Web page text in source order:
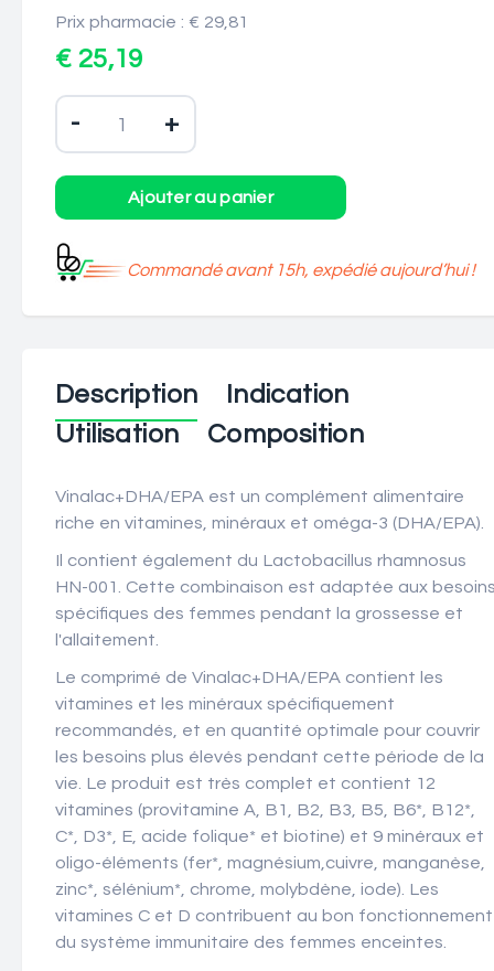
Prix pharmacie : € 29,81
€ 25,19
- +
Commandé avant 15h, expédié aujourd’hui !
Description
Indication
Utilisation
Composition
Vinalac+DHA/EPA est un complément alimentaire
riche en vitamines, minéraux et oméga-3 (DHA/EPA).
Il contient également du Lactobacillus rhamnosus
HN-001. Cette combinaison est adaptée aux
spécifiques des femmes pendant la grossesse et
l'allaitement.
Le comprimé de Vinalac+DHA/EPA contient les
vitamines et les minéraux spécifiquement
recommandés, et en quantité optimale pour couvrir
les besoins plus élevés pendant cette période de la
vie. Le produit est très complet et contient 12
vitamines (provitamine A, B1, B2, B3, B5, B6*, B12*,
C*, D3*, E, acide folique* et biotine) et 9 minéraux et
oligo-éléments (fer*, magnésium,cuivre, manganèse,
zinc*, sélénium*, chrome, molybdène, iode). Les
vitamines C et D contribuent au bon fonctionnement
du système immunitaire des femmes enceintes.